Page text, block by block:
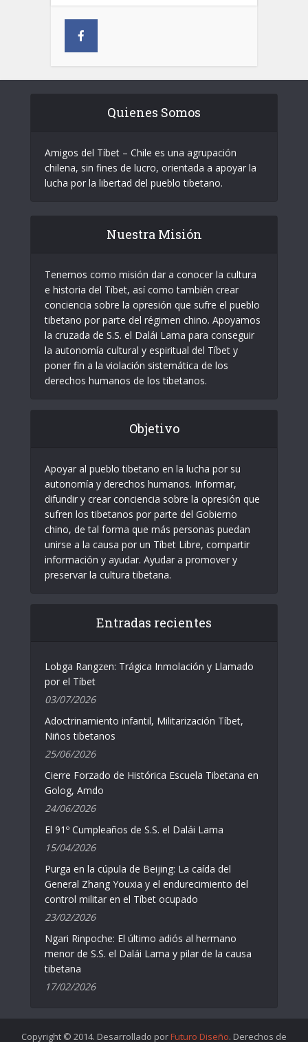
Quienes Somos
Amigos del Tíbet – Chile es una agrupación
chilena, sin fines de lucro, orientada a apoyar la
lucha por la libertad del pueblo tibetano.
Nuestra Misión
Tenemos como misión dar a conocer la cultura
e historia del Tíbet, así como también crear
conciencia sobre la opresión que sufre el pueblo
tibetano por parte del régimen chino. Apoyamos
la cruzada de S.S. el Dalái Lama para conseguir
la autonomía cultural y espiritual del Tíbet y
poner fin a la violación sistemática de los
derechos humanos de los tibetanos.
Objetivo
Apoyar al pueblo tibetano en la lucha por su
autonomía y derechos humanos. Informar,
difundir y crear conciencia sobre la opresión que
sufren los tibetanos por parte del Gobierno
chino, de tal forma que más personas puedan
unirse a la causa por un Tíbet Libre, compartir
información y ayudar. Ayudar a promover y
preservar la cultura tibetana.
Entradas recientes
Lobga Rangzen: Trágica Inmolación y Llamado
por el Tíbet
03/07/2026
Adoctrinamiento infantil, Militarización Tíbet,
Niños tibetanos
25/06/2026
Cierre Forzado de Histórica Escuela Tibetana en
Golog, Amdo
24/06/2026
El 91º Cumpleaños de S.S. el Dalái Lama
15/04/2026
Purga en la cúpula de Beijing: La caída del
General Zhang Youxia y el endurecimiento del
control militar en el Tíbet ocupado
23/02/2026
Ngari Rinpoche: El último adiós al hermano
menor de S.S. el Dalái Lama y pilar de la causa
tibetana
17/02/2026
Copyright © 2014. Desarrollado por Futuro Diseño. Derechos de